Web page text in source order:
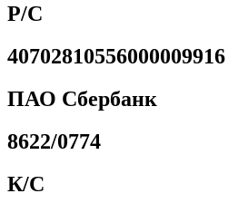
Р/С
40702810556000009916
ПАО Сбербанк
8622/0774
К/С